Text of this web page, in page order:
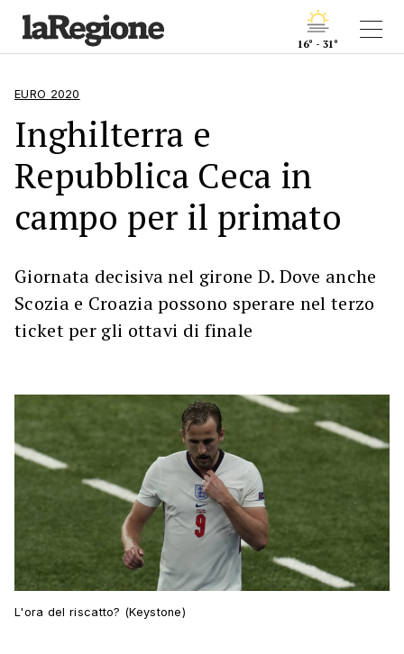
16° - 31°
EURO 2020
Inghilterra e
Repubblica Ceca in
campo per il primato
Giornata decisiva nel girone D. Dove anche
Scozia e Croazia possono sperare nel terzo
ticket per gli ottavi di finale
L'ora del riscatto? (Keystone)